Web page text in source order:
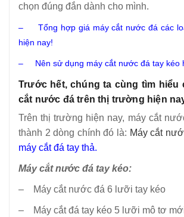
chọn đúng đắn dành cho mình.
– Tổng hợp giá máy cắt nước đá các
hiện nay!
– Nên sử dụng máy cắt nước đá tay kéo
Trước hết, chúng ta cùng tìm hiểu
cắt nước đá trên thị trường hiện
Trên thị trường hiện nay, máy cắt
thành 2 dòng chính đó là: Máy cắt
máy cắt đá tay thả.
Máy cắt nước đá tay kéo:
– Máy cắt nước đá 6 lưỡi tay kéo
– Máy cắt đá tay kéo 5 lưỡi mô tơ